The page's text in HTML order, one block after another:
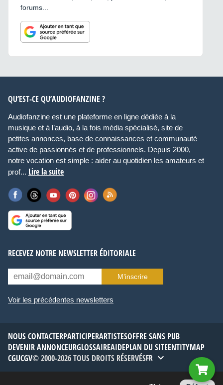
forums...
QU’EST-CE QU’AUDIOFANZINE ?
Audiofanzine est une plateforme en ligne dédiée à la
musique et à l’audio, à la fois média spécialisé, site de
petites annonces, base de connaissances et communauté
active de passionnés et de professionnels. Depuis 2000,
notre vocation est simple : aider au quotidien les amateurs et
prof... Lire la suite
RECEVEZ NOTRE NEWSLETTER ÉDITORIALE
M’inscrire
Voir les précédentes newsletters
NOUS CONTACTERPARTICIPERARTISTESOFFRE SANS PUB
DEVENIR ANNONCEURGLOSSAIREAIDEPLAN DU SITEENTITYMAP
CGUCGV© 2000-2026 TOUS DROITS RÉSERVÉSFR